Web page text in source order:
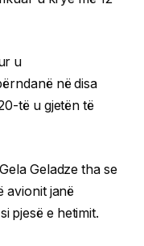
u
në disa
të u gjetën të
Geladze tha se
avionit janë
pjesë e hetimit.